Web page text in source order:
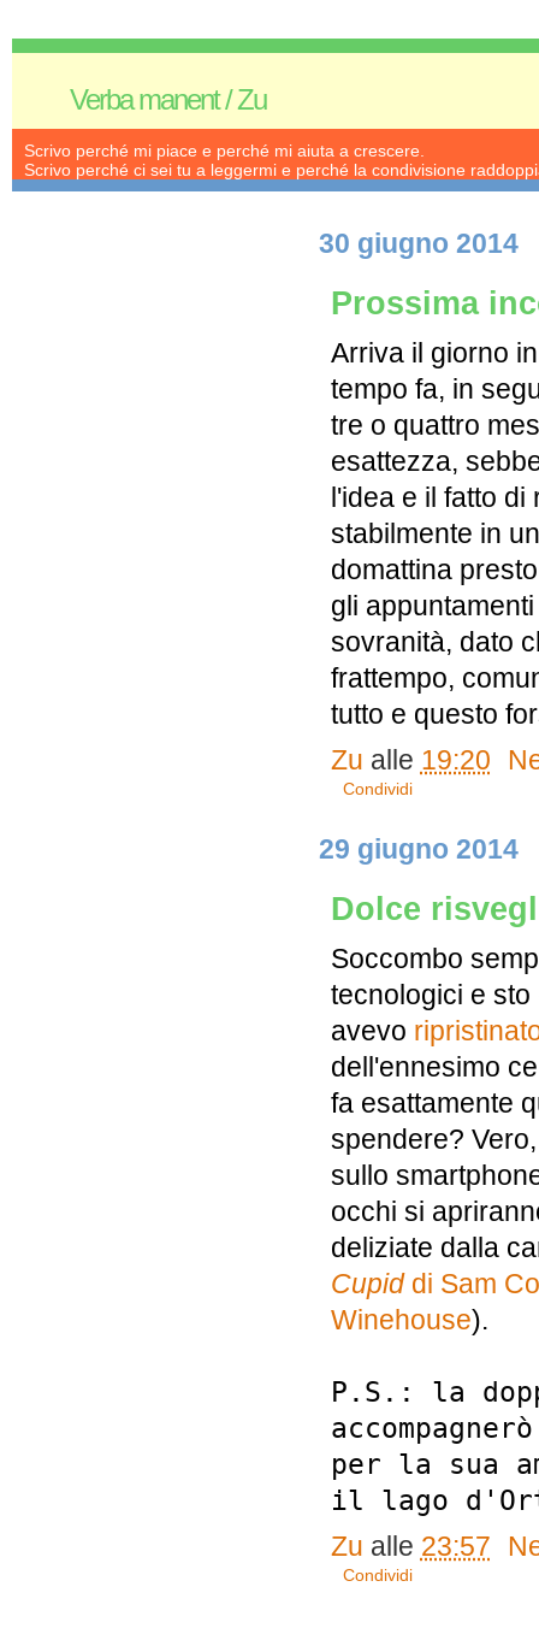
Verba manent / Zu
Scrivo perché mi piace e perché mi aiuta a crescere.
Scrivo perché ci sei tu a leggermi e perché la condivisione
30 giugno 2014
Prossima
Arriva il giorno
tempo fa, in
tre o quattro
esattezza,
l'idea e il fatto di
stabilmente in
domattina
gli
sovranità, dato
frattempo,
tutto e questo
Zu alle 19:20
Condividi
29 giugno 2014
Dolce
Soccombo
tecnologici e
avevo
dell'ennesimo
fa esattamente
spendere?
sullo
occhi si
deliziate dalla
Cupiddi Sam
Winehouse).
P.S.: la
per la sua
il lago
Zu alle 23:57
Condividi